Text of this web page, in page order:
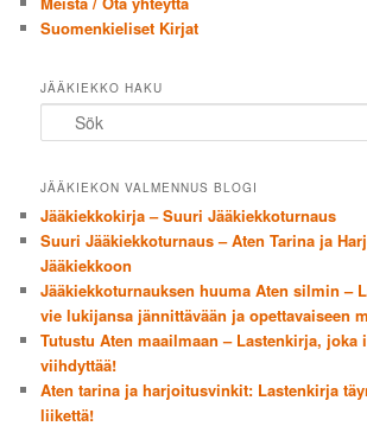
Suomenkieliset Kirjat
JÄÄKIEKKO HAKU
JÄÄKIEKON VALMENNUS BLOGI
Jääkiekkokirja – Suuri Jääkiekkoturnaus
Suuri Jääkiekkoturnaus – Aten Tarina ja
Jääkiekkoon
Jääkiekkoturnauksen huuma Aten silmin –
vie lukijansa jännittävään ja opettavaiseen
Tutustu Aten maailmaan – Lastenkirja, joka
viihdyttää!
Aten tarina ja harjoitusvinkit: Lastenkirja
liikettä!